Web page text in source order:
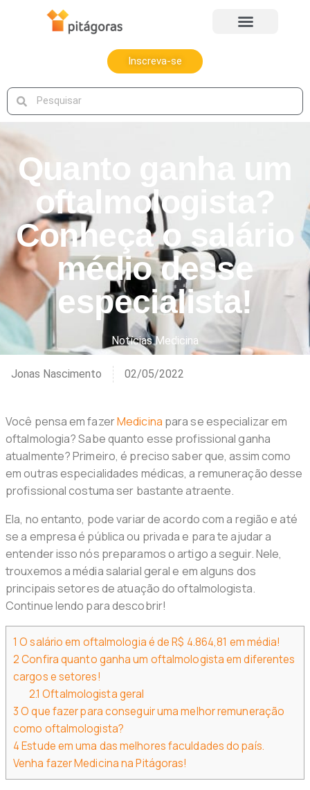
Inscreva-se
Quanto ganha um
oftalmologista?
Conheça o salário
médio desse
especialista!
Notícias Medicina
Jonas Nascimento 02/05/2022
Você pensa em fazerMedicina para se especializar em
oftalmologia? Sabe quanto esse profissional ganha
atualmente? Primeiro, é preciso saber que, assim como
em outras especialidades médicas, a remuneração desse
profissional costuma ser bastante atraente.
Ela, no entanto, pode variar de acordo com a região e até
se a empresa é pública ou privada e para te ajudar a
entender isso nós preparamos o artigo a seguir. Nele,
trouxemos a média salarial geral e em alguns dos
principais setores de atuação do oftalmologista.
Continue lendo para descobrir!
1 O salário em oftalmologia é de R$ 4.864,81 em média!
2Confira quanto ganha um oftalmologista em diferentes
cargos e setores!
2.1 Oftalmologista geral
3O que fazer para conseguir uma melhor remuneração
como oftalmologista?
4Estude em uma das melhores faculdades do país.
Venha fazer Medicina na Pitágoras!